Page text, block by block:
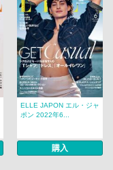
ELLE JAPON エル・ジャ
ポン 2022年6...
購入